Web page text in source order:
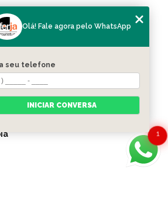
Jesus
1
Olá! Fale agora pelo WhatsApp
seu telefone
INICIAR CONVERSA